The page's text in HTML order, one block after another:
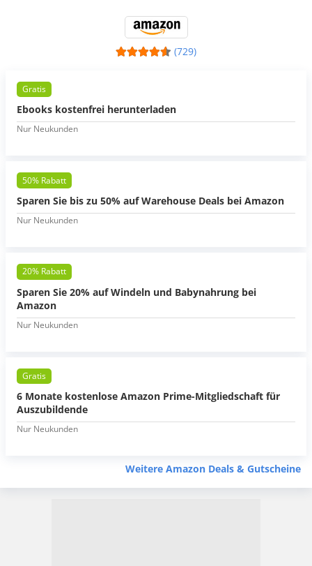
(729)
Gratis
Ebooks kostenfrei herunterladen
Nur Neukunden
50% Rabatt
Sparen Sie bis zu 50% auf Warehouse Deals bei Amazon
Nur Neukunden
20% Rabatt
Sparen Sie 20% auf Windeln und Babynahrung bei
Amazon
Nur Neukunden
Gratis
6 Monate kostenlose Amazon Prime-Mitgliedschaft für
Auszubildende
Nur Neukunden
Weitere Amazon Deals & Gutscheine